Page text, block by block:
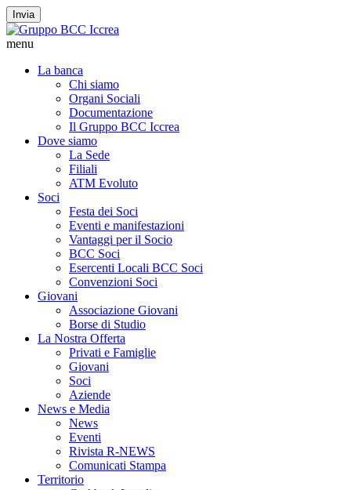
Invia
menu
La banca
Chi siamo
Organi Sociali
Documentazione
Il Gruppo BCC Iccrea
Dove siamo
La Sede
Filiali
ATM Evoluto
Soci
Festa dei Soci
Eventi e manifestazioni
Vantaggi per il Socio
BCC Soci
Esercenti Locali BCC Soci
Convenzioni Soci
Giovani
Associazione Giovani
Borse di Studio
La Nostra Offerta
Privati e Famiglie
Giovani
Soci
Aziende
News e Media
News
Eventi
Rivista R-NEWS
Comunicati Stampa
Territorio